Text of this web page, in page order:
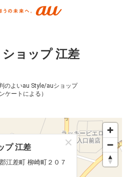
ショップ 江差
のよいau Style/auショップ
ケートによる）
プ 江差
江差町 柳崎町２０７
プ 江差
江差町 柳崎町２０７